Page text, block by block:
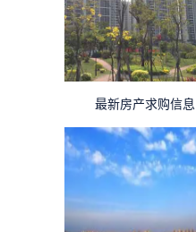
最新房产求购信息